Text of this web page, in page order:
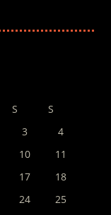
S
S
3
4
10
11
17
18
24
25